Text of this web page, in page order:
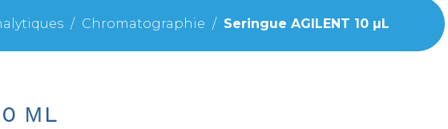
/ Chromatographie / Seringue AGILENT 10 µL
ΜL